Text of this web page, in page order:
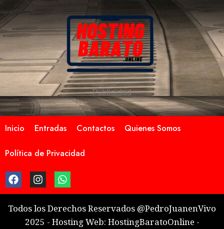
Publicidad
Inicio Entradas Contactos Quienes Somos
Política de Privacidad
Todos los Derechos Reservados @PedroJuanenVivo
2025 - Hosting Web: HostingBaratoOnline -